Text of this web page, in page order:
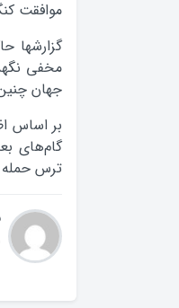
موافقت
گزارشها
مخفی
جهان
بر اساس
گام‌های
ترس حمله